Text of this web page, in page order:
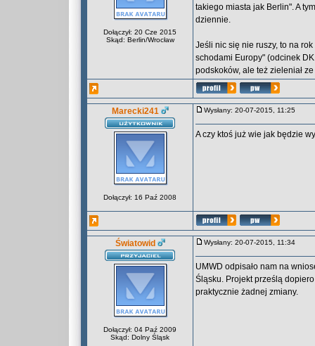
Dołączył: 20 Cze 2015
Skąd: Berlin/Wrocław
takiego miasta jak Berlin". A
dziennie.
Jeśli nic się nie ruszy, to na
schodami Europy" (odcinek
podskoków, ale też zieleniał
Marecki241
Dołączył: 16 Paź 2008
Wysłany: 20-07-2015, 11:25
A czy ktoś już wie jak będzie
Światowid
Dołączył: 04 Paź 2009
Skąd: Dolny Śląsk
Wysłany: 20-07-2015, 11:34
UMWD odpisało nam na
Śląsku. Projekt prześlą
praktycznie żadnej zmiany.